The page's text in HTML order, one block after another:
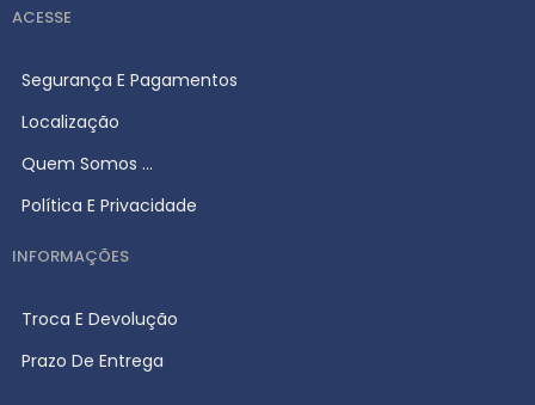
ACESSE
Segurança E Pagamentos
Localização
Quem Somos ...
Política E Privacidade
INFORMAÇÕES
Troca E Devolução
Prazo De Entrega